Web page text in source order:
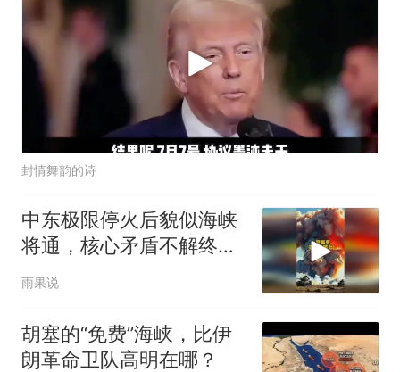
封情舞韵的诗
中东极限停火后貌似海峡
将通，核心矛盾不解终回
原点！#国际局势
雨果说
胡塞的“免费”海峡，比伊
朗革命卫队高明在哪？